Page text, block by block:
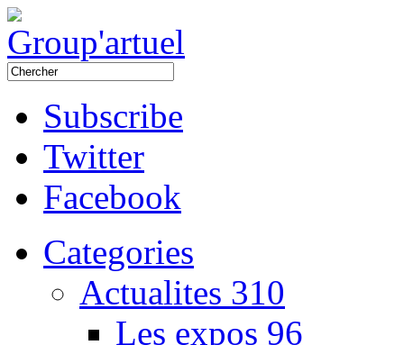
Subscribe
Twitter
Facebook
Categories
Actualites 310
Les expos 96